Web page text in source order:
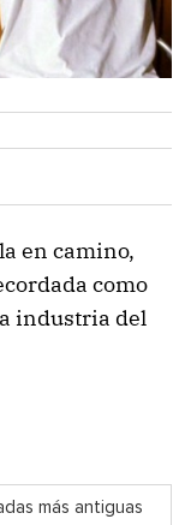
en camino,
como
industria del
más antiguas